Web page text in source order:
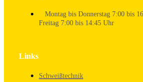
Montag bis Donnerstag 7:00 bis
Freitag 7:00 bis 14:45 Uhr
Links
Schweißtechnik